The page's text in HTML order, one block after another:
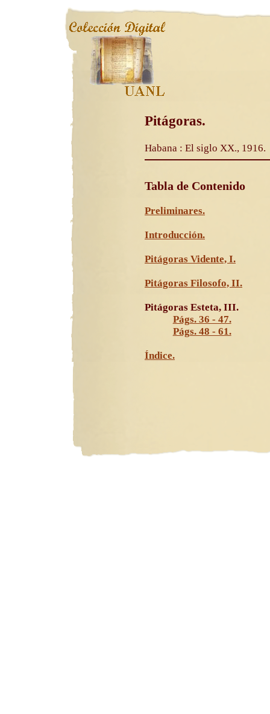
Pitágoras.
Habana : El siglo XX., 1916.
Tabla de Contenido
Preliminares.
Introducción.
Pitágoras Vidente, I.
Pitágoras Filosofo, II.
Pitágoras Esteta, III.
Págs. 36 - 47.
Págs. 48 - 61.
Índice.